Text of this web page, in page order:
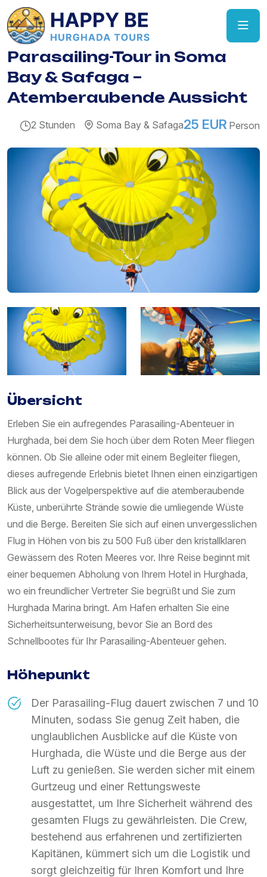
Parasailing-Tour in Soma
Bay & Safaga –
Atemberaubende Aussicht
2 Stunden Soma Bay & Safaga25 EUR Person
Übersicht
Erleben Sie ein aufregendes Parasailing-Abenteuer in
Hurghada, bei dem Sie hoch über dem Roten Meer fliegen
können. Ob Sie alleine oder mit einem Begleiter fliegen,
dieses aufregende Erlebnis bietet Ihnen einen einzigartigen
Blick aus der Vogelperspektive auf die atemberaubende
Küste, unberührte Strände sowie die umliegende Wüste
und die Berge. Bereiten Sie sich auf einen unvergesslichen
Flug in Höhen von bis zu 500 Fuß über den kristallklaren
Gewässern des Roten Meeres vor. Ihre Reise beginnt mit
einer bequemen Abholung von Ihrem Hotel in Hurghada,
wo ein freundlicher Vertreter Sie begrüßt und Sie zum
Hurghada Marina bringt. Am Hafen erhalten Sie eine
Sicherheitsunterweisung, bevor Sie an Bord des
Schnellbootes für Ihr Parasailing-Abenteuer gehen.
Höhepunkt
Der Parasailing-Flug dauert zwischen 7 und 10
Minuten, sodass Sie genug Zeit haben, die
unglaublichen Ausblicke auf die Küste von
Hurghada, die Wüste und die Berge aus der
Luft zu genießen. Sie werden sicher mit einem
Gurtzeug und einer Rettungsweste
ausgestattet, um Ihre Sicherheit während des
gesamten Flugs zu gewährleisten. Die Crew,
bestehend aus erfahrenen und zertifizierten
Kapitänen, kümmert sich um die Logistik und
sorgt gleichzeitig für Ihren Komfort und Ihre